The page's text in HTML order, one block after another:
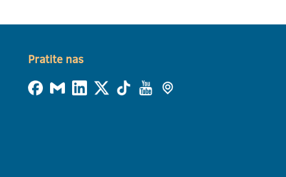
Pratite nas